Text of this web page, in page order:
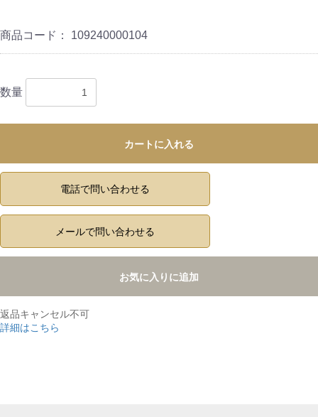
商品コード： 109240000104
数量
カートに入れる
電話で問い合わせる
メールで問い合わせる
お気に入りに追加
返品キャンセル不可
詳細はこちら